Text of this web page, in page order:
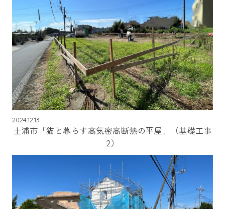
2024.12.13
土浦市「猫と暮らす高気密高断熱の平屋」（基礎工事
2）